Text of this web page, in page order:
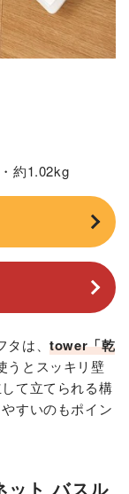
約1.02kg
タは、tower「乾
うとスッキリ壁
て立てられる構
すいのもポイン
ット バスル